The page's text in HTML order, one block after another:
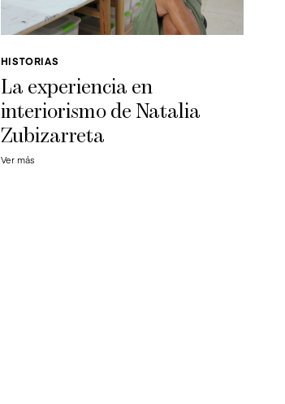
HISTORIAS
La experiencia en
interiorismo de Natalia
Zubizarreta
Ver más